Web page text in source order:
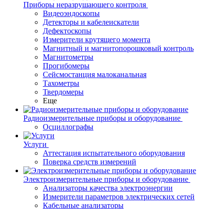
Приборы неразрушающего контроля
Видеоэндоскопы
Детекторы и кабелеискатели
Дефектоскопы
Измерители крутящего момента
Магнитный и магнитопорошковый контроль
Магнитометры
Прогибомеры
Сейсмостанция малоканальная
Тахометры
Твердомеры
Еще
Радиоизмерительные приборы и оборудование
Осциллографы
Услуги
Аттестация испытательного оборудования
Поверка средств измерений
Электроизмерительные приборы и оборудование
Анализаторы качества электроэнергии
Измерители параметров электрических сетей
Кабельные анализаторы